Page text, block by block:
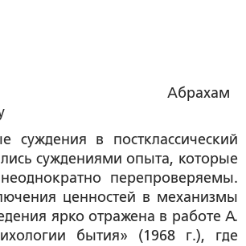
Абрахам
суждения в постклассический
суждениями опыта, которые
перепроверяемы.
ценностей в механизмы
ярко отражена в работе А.
бытия» (1968 г.), где